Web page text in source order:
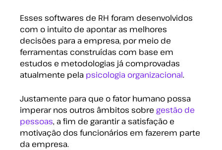
Esses softwares de RH foram desenvolvidos
com o intuito de apontar as melhores
decisões para a empresa, por meio de
ferramentas construídas com base em
estudos e metodologias já comprovadas
atualmente pela psicologia organizacional.
Justamente para que o fator humano possa
imperar nos outros âmbitos sobre gestão de
pessoas, a fim de garantir a satisfação e
motivação dos funcionários em fazerem parte
da empresa.